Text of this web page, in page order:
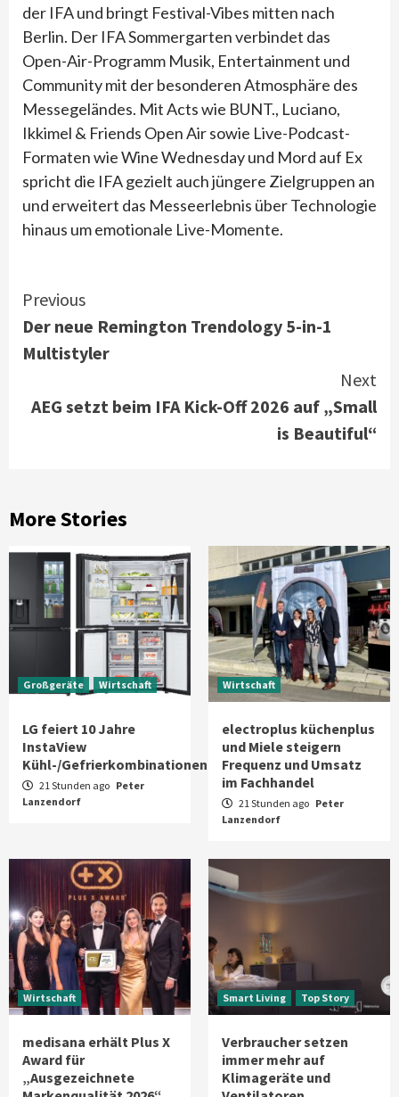
der IFA und bringt Festival-Vibes mitten nach
Berlin. Der IFA Sommergarten verbindet das
Open-Air-Programm Musik, Entertainment und
Community mit der besonderen Atmosphäre des
Messegeländes. Mit Acts wie BUNT., Luciano,
Ikkimel & Friends Open Air sowie Live-Podcast-
Formaten wie Wine Wednesday und Mord auf Ex
spricht die IFA gezielt auch jüngere Zielgruppen an
und erweitert das Messeerlebnis über Technologie
hinaus um emotionale Live-Momente.
Continue
Reading
Previous
Der neue Remington Trendology 5-in-1
Multistyler
Next
AEG setzt beim IFA Kick-Off 2026 auf „Small
is Beautiful“
More Stories
Großgeräte Wirtschaft
LG feiert 10 Jahre
InstaView
Kühl-/Gefrierkombinationen
21 Stunden ago Peter
Lanzendorf
Wirtschaft
electroplus küchenplus
und Miele steigern
Frequenz und Umsatz
im Fachhandel
21 Stunden ago Peter
Lanzendorf
Wirtschaft
medisana erhält Plus X
Award für
„Ausgezeichnete
Smart Living Top Story
Verbraucher setzen
immer mehr auf
Klimageräte und